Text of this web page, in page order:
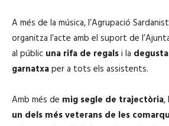
A més de la música, l’Agrupació
organitza l’acte amb el suport de
al públic una rifa de regalsi la
garnatxaper a tots els assistents.
Amb més de mig segle de trajectòria,
un dels més veterans de les